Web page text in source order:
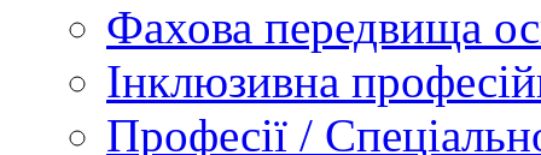
Фахова передвища
Інклюзивна
Професії /